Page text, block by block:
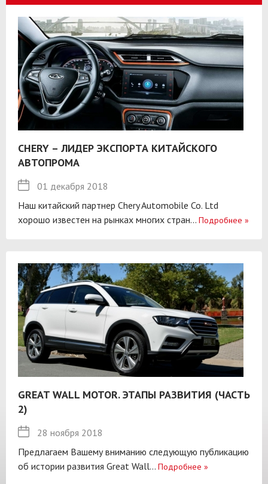
CHERY – ЛИДЕР ЭКСПОРТА КИТАЙСКОГО
АВТОПРОМА
01 декабря 2018
Наш китайский партнер Chery Automobile Co. Ltd
хорошо известен на рынках многих стран... Подробнее »
GREAT WALL MOTOR. ЭТАПЫ РАЗВИТИЯ (ЧАСТЬ
2)
28 ноября 2018
Предлагаем Вашему вниманию следующую публикацию
об истории развития Great Wall... Подробнее »